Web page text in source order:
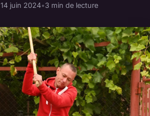
14 juin 2024•3 min de lecture